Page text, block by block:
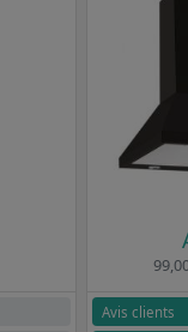
Avis clients